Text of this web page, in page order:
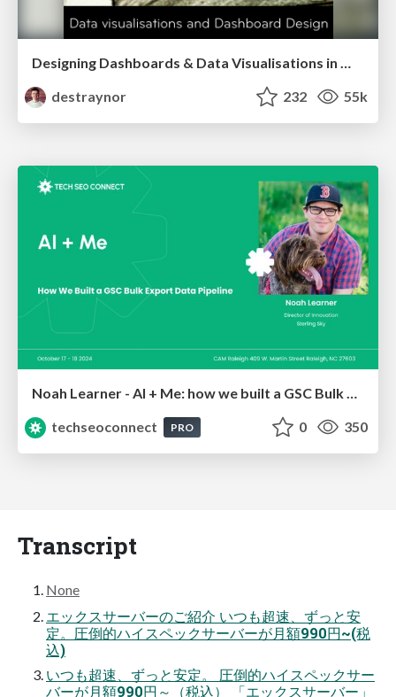
Designing Dashboards & Data Visualisations in Web Apps
destraynor
232 55k
techseoconnect
PRO 0 350
Transcript
None
エックスサーバーのご紹介 いつも超速、ずっと安
定。圧倒的ハイスペックサーバーが月額990円~(税
込)
いつも超速、ずっと安定。 圧倒的ハイスペックサー
バーが月額990円～（税込） 「エックスサーバー」